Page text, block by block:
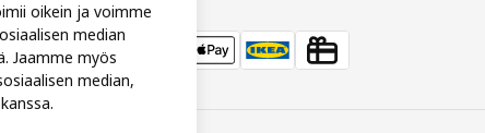
oikein ja voimme
median
Jaamme myös
median,